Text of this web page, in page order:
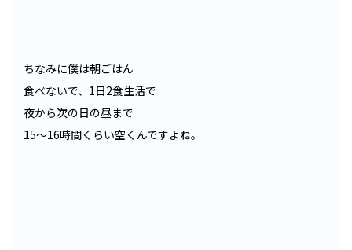
ちなみに僕は朝ごはん
食べないで、1日2食生活で
夜から次の日の昼まで
15～16時間くらい空くんですよね。